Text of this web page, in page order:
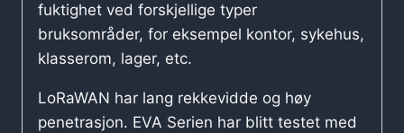
fuktighet ved forskjellige typer
bruksområder, for eksempel kontor, sykehus,
klasserom, lager, etc.
LoRaWAN har lang rekkevidde og høy
penetrasjon. EVA Serien har blitt testet med